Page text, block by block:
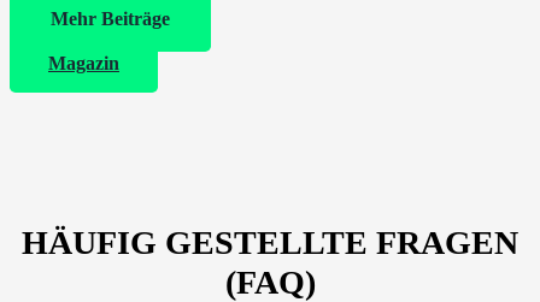
Mehr Beiträge
Magazin
HÄUFIG GESTELLTE FRAGEN
(FAQ)